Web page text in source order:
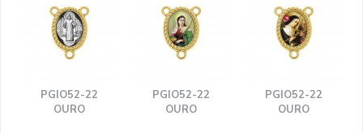
PGIO52-22
OURO
PGIO52-22
OURO
PGIO52-22
OURO